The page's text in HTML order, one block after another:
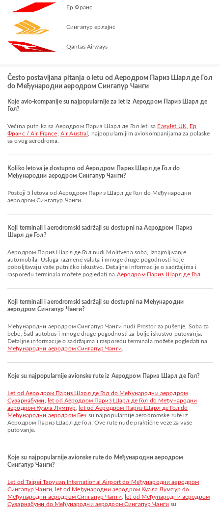
Ер Франс
Сингапур ерлајнс
Qantas Airways
Često postavljana pitanja o letu od Aеродром Париз Шарл де Гол
do Међународни аеродром Сингапур Чанги
Koje avio-kompanije su najpopularnije za let iz Aеродром Париз Шарл де
Гол?
Većina putnika sa Aеродром Париз Шарл де Гол leti sa EasyJet UK, Ер
Франс / Air France Air Austral
, najpopularnijim aviokompanijama za polaske
sa ovog aerodroma.
Koliko letova je dostupno od Aеродром Париз Шарл де Гол do
Међународни аеродром Сингапур Чанги?
Postoji 5 letova od Aеродром Париз Шарл де Гол do Међународни
аеродром Сингапур Чанги.
Koji terminali i aerodromski sadržaji su dostupni na Aеродром Париз
Шарл де Гол?
Aеродром Париз Шарл де Гол nudi Molitvena soba, Iznajmljivanje
automobila, Usluga razmene valuta i mnoge druge pogodnosti koje
poboljšavaju vaše putničko iskustvo. Detaljne informacije o sadržajima i
rasporedu terminala možete pogledati na Aеродром Париз Шарл де Гол
Koji terminali i aerodromski sadržaji su dostupni na Међународни
аеродром Сингапур Чанги?
Међународни аеродром Сингапур Чанги nudi Prostor za pušenje, Soba za
bebe, Šatl autobus i mnoge druge pogodnosti za bolje iskustvo putovanja.
Detaljne informacije o sadržajima i rasporedu terminala možete pogledati na
Међународни аеродром Сингапур Чанги
Koje su najpopularnije avionske rute iz Aеродром Париз Шарл де Гол?
let od Aеродром Париз Шарл де Гол do Међународни аеродром
Суварнабуми
let od Aеродром Париз Шарл де Гол do Међународни
аеродром Куала Лумпур,
let od Aеродром Париз Шарл де Гол do
Међународни аеродром Беч su najpopularnije aerodromske rute iz
Aеродром Париз Шарл де Гол. Ove rute nude praktične veze za vaše
putovanje.
Koje su najpopularnije avionske rute do Међународни аеродром
Сингапур Чанги?
let od Taipei Taoyuan International Airport do Међународни аеродром
Сингапур Чанги
let od Међународни аеродром Куала Лумпур do
Међународни аеродром Сингапур Чанги
let od Међународни аеродром
Суварнабуми do Међународни аеродром Сингапур Чанги su